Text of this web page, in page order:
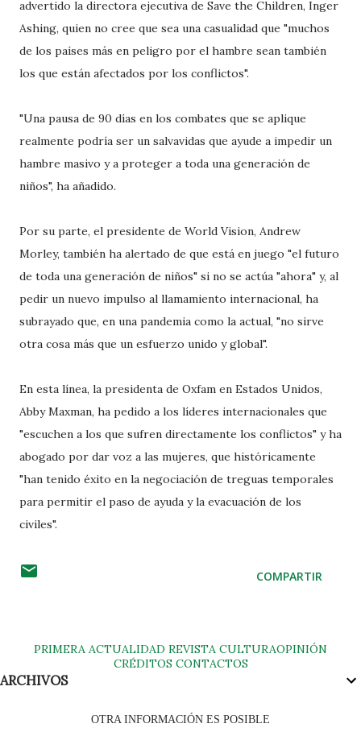
advertido la directora ejecutiva de Save the Children, Inger
Ashing, quien no cree que sea una casualidad que "muchos
de los países más en peligro por el hambre sean también
los que están afectados por los conflictos".
"Una pausa de 90 días en los combates que se aplique
realmente podría ser un salvavidas que ayude a impedir un
hambre masivo y a proteger a toda una generación de
niños", ha añadido.
Por su parte, el presidente de World Vision, Andrew
Morley, también ha alertado de que está en juego "el futuro
de toda una generación de niños" si no se actúa "ahora" y, al
pedir un nuevo impulso al llamamiento internacional, ha
subrayado que, en una pandemia como la actual, "no sirve
otra cosa más que un esfuerzo unido y global".
En esta línea, la presidenta de Oxfam en Estados Unidos,
Abby Maxman, ha pedido a los líderes internacionales que
"escuchen a los que sufren directamente los conflictos" y ha
abogado por dar voz a las mujeres, que históricamente
"han tenido éxito en la negociación de treguas temporales
para permitir el paso de ayuda y la evacuación de los
civiles".
COMPARTIR
PRIMERA ACTUALIDAD REVISTA CULTURAOPINIÓN
CRÉDITOSCONTACTOS
ARCHIVOS
OTRA INFORMACIÓN ES POSIBLE